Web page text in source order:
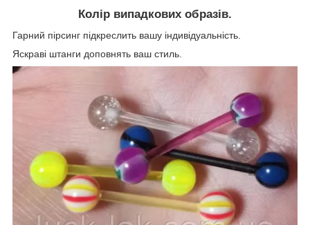
Колір випадкових образів.
Гарний пірсинг підкреслить вашу індивідуальність.
Яскраві штанги доповнять ваш стиль.